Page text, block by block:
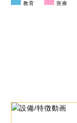
教育 医療